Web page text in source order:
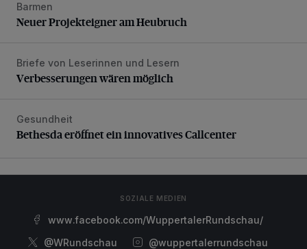
Neuer Projekteigner am Heubruch
Barmen
Neuer Projekteigner am Heubruch
Verbesserungen wären möglich
Briefe von Leserinnen und Lesern
Verbesserungen wären möglich
Bethesda eröffnet ein innovatives Callcenter
Gesundheit
Bethesda eröffnet ein innovatives Callcenter
SOZIALE MEDIEN
www.facebook.com/WuppertalerRundschau/
@WRundschau
@wuppertalerrundschau